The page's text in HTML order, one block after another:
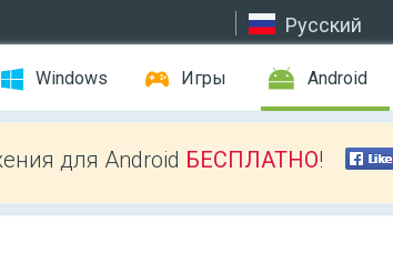
Русский
Windows Игры Android
для Android БЕСПЛАТНО!